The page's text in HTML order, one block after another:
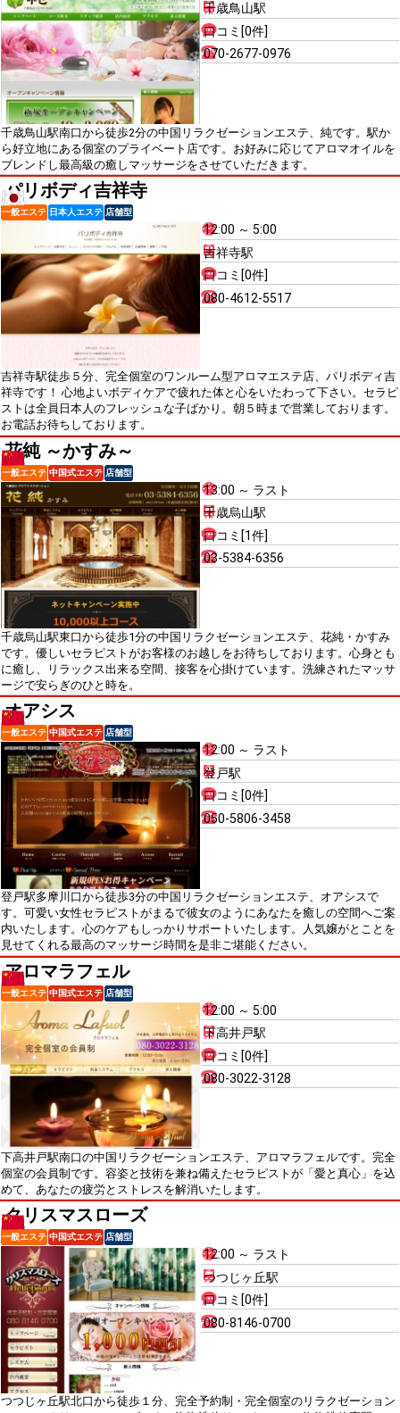
千歳鳥山駅
口コミ[0件]
070-2677-0976
千歳鳥山駅南口から徒歩2分の中国リラクゼーションエステ、純です。駅か
ら好立地にある個室のプライベート店です。お好みに応じてアロマオイルを
ブレンドし最高級の癒しマッサージをさせていただきます。
パリボディ吉祥寺
一般エステ 日本人エステ 店舗型
12:00 ～ 5:00
吉祥寺駅
口コミ[0件]
080-4612-5517
吉祥寺駅徒歩５分、完全個室のワンルーム型アロマエステ店、パリボディ吉
祥寺です！ 心地よいボディケアで疲れた体と心をいたわって下さい。セラピ
ストは全員日本人のフレッシュな子ばかり。朝５時まで営業しております。
お電話お待ちしております。
花純 ～かすみ～
一般エステ 中国式エステ 店舗型
13:00 ～ ラスト
千歳烏山駅
口コミ[1件]
03-5384-6356
千歳烏山駅東口から徒歩1分の中国リラクゼーションエステ、花純・かすみ
です。優しいセラピストがお客様のお越しをお待ちしております。心身とも
に癒し、リラックス出来る空間、接客を心掛けています。洗練されたマッサ
ージで安らぎのひと時を。
オアシス
一般エステ 中国式エステ 店舗型
12:00 ～ ラスト
登戸駅
口コミ[0件]
050-5806-3458
登戸駅多摩川口から徒歩3分の中国リラクゼーションエステ、オアシスで
す。可愛い女性セラピストがまるで彼女のようにあなたを癒しの空間へご案
内いたします。心のケアもしっかりサポートいたします。人気嬢がとことを
見せてくれる最高のマッサージ時間を是非ご堪能ください。
アロマラフェル
一般エステ 中国式エステ 店舗型
12:00 ～ 5:00
下高井戸駅
口コミ[0件]
080-3022-3128
下高井戸駅南口の中国リラクゼーションエステ、アロマラフェルです。完全
個室の会員制です。容姿と技術を兼ね備えたセラピストが「愛と真心」を込
めて、あなたの疲労とストレスを解消いたします。
クリスマスローズ
一般エステ 中国式エステ 店舗型
12:00 ～ ラスト
つつじヶ丘駅
口コミ[0件]
080-8146-0700
つつじヶ丘駅北口から徒歩１分、完全予約制・完全個室のリラクゼーション